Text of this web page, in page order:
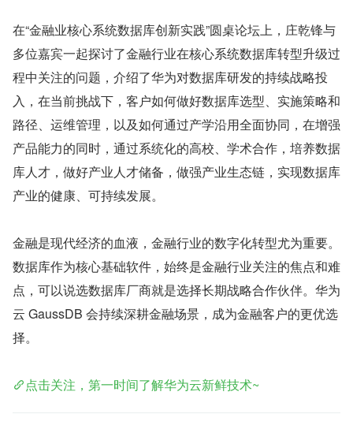
在“金融业核心系统数据库创新实践”圆桌论坛上，庄乾锋与
多位嘉宾一起探讨了金融行业在核心系统数据库转型升级过
程中关注的问题，介绍了华为对数据库研发的持续战略投
入，在当前挑战下，客户如何做好数据库选型、实施策略和
路径、运维管理，以及如何通过产学沿用全面协同，在增强
产品能力的同时，通过系统化的高校、学术合作，培养数据
库人才，做好产业人才储备，做强产业生态链，实现数据库
产业的健康、可持续发展。
金融是现代经济的血液，金融行业的数字化转型尤为重要。
数据库作为核心基础软件，始终是金融行业关注的焦点和难
点，可以说选数据库厂商就是选择长期战略合作伙伴。华为
云 GaussDB 会持续深耕金融场景，成为金融客户的更优选
择。
点击关注，第一时间了解华为云新鲜技术~